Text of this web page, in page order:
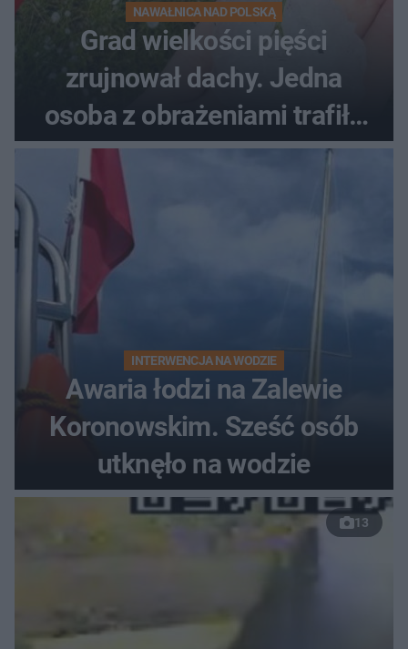
NAWAŁNICA NAD POLSKĄ
Grad wielkości pięści
zrujnował dachy. Jedna
osoba z obrażeniami trafiła
do szpitala
INTERWENCJA NA WODZIE
Awaria łodzi na Zalewie
Koronowskim. Sześć osób
utknęło na wodzie
13